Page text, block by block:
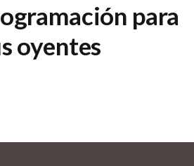
para
oyentes